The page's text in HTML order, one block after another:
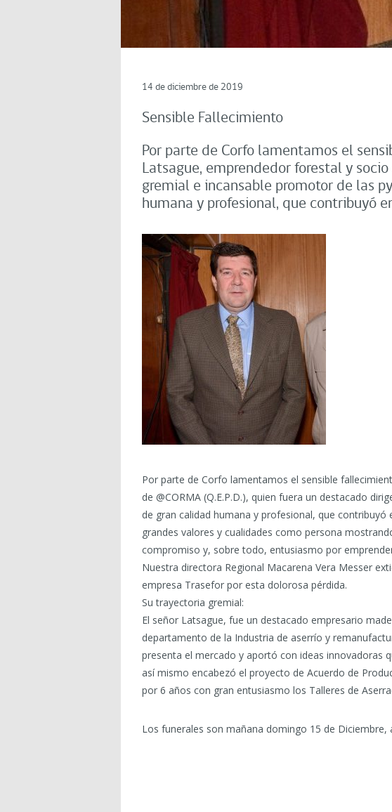
14 de diciembre de 2019
Sensible Fallecimiento
Por parte de Corfo lamentamos el
Latsague, emprendedor forestal y
gremial e incansable promotor de las
humana y profesional, que contribuyó
Por parte de Corfo lamentamos el sensible
de @CORMA (Q.E.P.D.), quien fuera un destacado
de gran calidad humana y profesional, que
grandes valores y cualidades como persona
compromiso y, sobre todo, entusiasmo por
Nuestra directora Regional Macarena Vera Messer
empresa Trasefor por esta dolorosa pérdida.
Su trayectoria gremial:
El señor Latsague, fue un destacado empresario
departamento de la Industria de aserrío y
presenta el mercado y aportó con ideas innovadoras
así mismo encabezó el proyecto de Acuerdo de
por 6 años con gran entusiasmo los Talleres de
Los funerales son mañana domingo 15 de Diciembre,